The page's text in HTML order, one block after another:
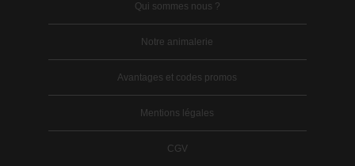
Qui sommes nous ?
Notre animalerie
Avantages et codes promos
Mentions légales
CGV